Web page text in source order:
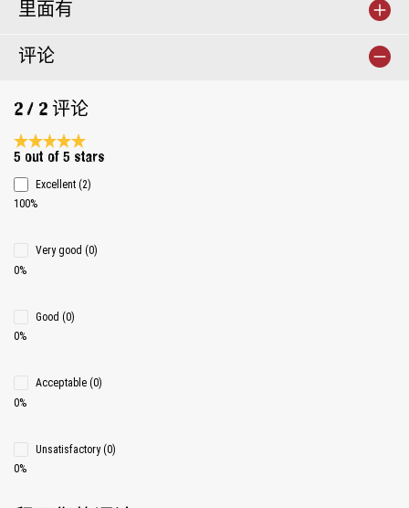
里面有
评论
2 / 2 评论
Average rating 5 of 5 Stars
5 out of 5 stars
Excellent (2)
100%
Very good (0)
0%
Good (0)
0%
Acceptable (0)
0%
Unsatisfactory (0)
0%